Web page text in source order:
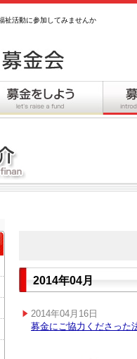
祉活動に参加してみませんか
2014年04月
2014年04月16日
募金にご協力くださった